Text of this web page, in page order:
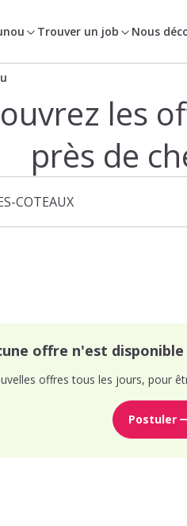
Trouver un job Nous
les
près de
offre n'est disponible
offres tous les jours, pour
Postuler